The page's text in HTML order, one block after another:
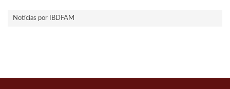
Notícias por IBDFAM